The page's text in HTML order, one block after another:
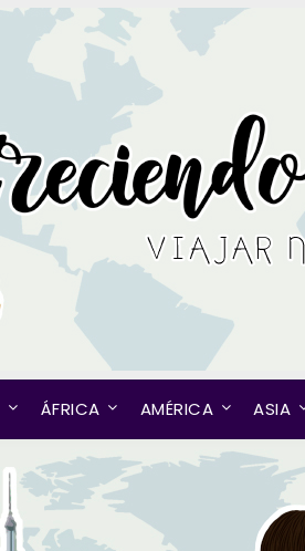
ÁFRICA AMÉRICA ASIA